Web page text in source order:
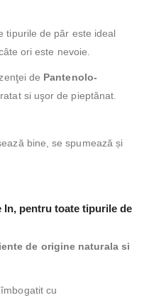
tipurile de păr este ideal
ori este nevoie.
de Pantenolo-
si uşor de pieptănat.
bine, se spumează și
In, pentru toate tipurile de
de origine naturala si
cu